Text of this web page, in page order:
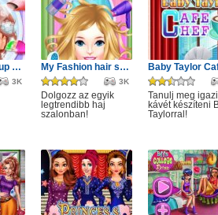
Spa Day Makeup Artist
3K
My Fashion hair salon
3K
Dolgozz az egyik
legtrendibb haj
szalonban!
Tanulj meg igazi
kávét készíteni
Taylorral!